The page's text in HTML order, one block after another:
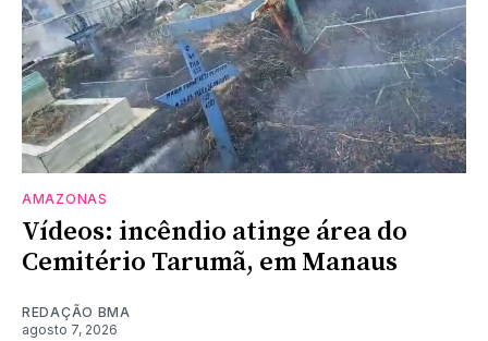
AMAZONAS
Vídeos: incêndio atinge área do
Cemitério Tarumã, em Manaus
REDAÇÃO BMA
agosto 7, 2026